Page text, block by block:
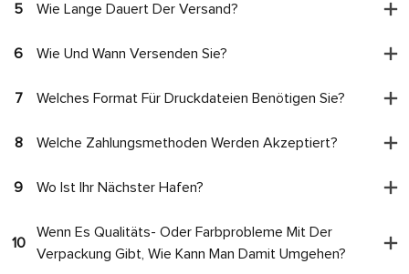
5 Wie Lange Dauert Der Versand?
6 Wie Und Wann Versenden Sie?
7 Welches Format Für Druckdateien Benötigen Sie?
8 Welche Zahlungsmethoden Werden Akzeptiert?
9 Wo Ist Ihr Nächster Hafen?
10
Wenn Es Qualitäts- Oder Farbprobleme Mit Der
Verpackung Gibt, Wie Kann Man Damit Umgehen?